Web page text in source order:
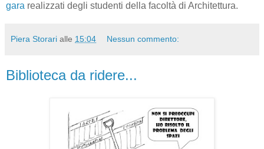
gara realizzati degli studenti della facoltà di Architettura.
Piera Storari alle 15:04 Nessun commento:
Biblioteca da ridere...